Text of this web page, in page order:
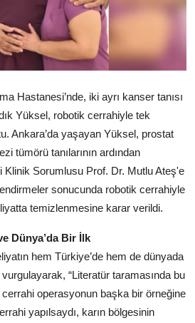
Hastanesi’nde, iki ayrı kanser tanısı
Yüksel, robotik cerrahiyle tek
Ankara’da yaşayan Yüksel, prostat
tümörü tanılarının ardından
Klinik Sorumlusu Prof. Dr. Mutlu Ateş'e
sonucunda robotik cerrahiyle
temizlenmesine karar verildi.
Dünya’da Bir İlk
hem Türkiye’de hem de dünyada
vurgulayarak, “Literatür taramasında bu
operasyonun başka bir örneğine
yapılsaydı, karın bölgesinin